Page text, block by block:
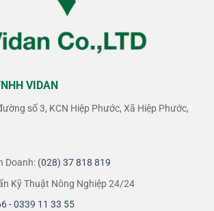
VIDAN
số 3, KCN Hiệp Phước, Xã Hiệp Phước,
Doanh: (028) 37 818 819
Kỹ Thuật Nông Nghiệp 24/24
- 0339 11 33 55